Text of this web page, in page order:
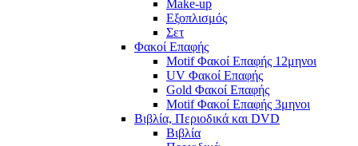
Make-up
Εξοπλισμός
Σετ
Φακοί Επαφής
Motif Φακοί Επαφής 12μηνοι
UV Φακοί Επαφής
Gold Φακοί Επαφής
Motif Φακοί Επαφής 3μηνοι
Βιβλία, Περιοδικά και DVD
Βιβλία